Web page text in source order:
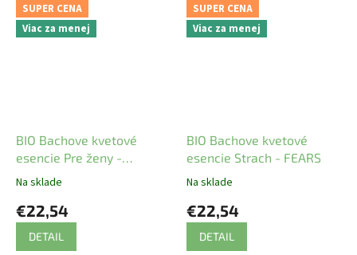
SUPER CENA
Viac za menej
BIO Bachove kvetové
esencie Pre ženy -
WOMAN
Na sklade
€22,54
DETAIL
SUPER CENA
Viac za menej
BIO Bachove kvetové
esencie Strach - FEARS
Na sklade
€22,54
DETAIL